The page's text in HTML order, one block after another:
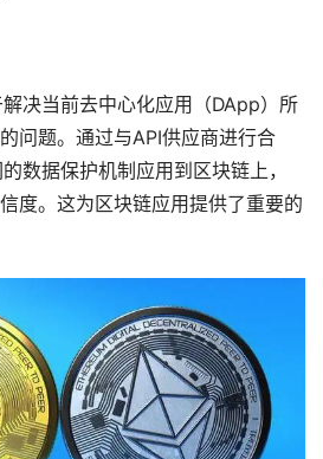
决当前去中心化应用（DApp）所
问题。通过与API供应商进行合
数据保护机制应用到区块链上，
度。这为区块链应用提供了重要的